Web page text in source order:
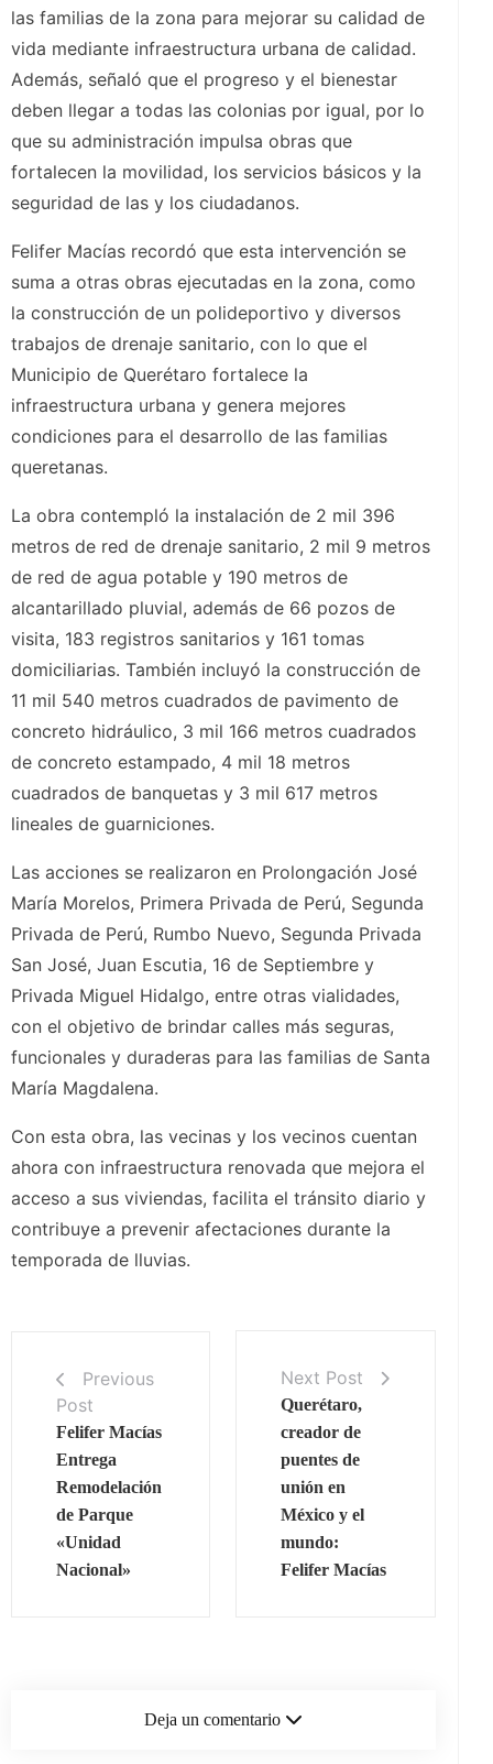
las familias de la zona para mejorar su calidad de
vida mediante infraestructura urbana de calidad.
Además, señaló que el progreso y el bienestar
deben llegar a todas las colonias por igual, por lo
que su administración impulsa obras que
fortalecen la movilidad, los servicios básicos y la
seguridad de las y los ciudadanos.
Felifer Macías recordó que esta intervención se
suma a otras obras ejecutadas en la zona, como
la construcción de un polideportivo y diversos
trabajos de drenaje sanitario, con lo que el
Municipio de Querétaro fortalece la
infraestructura urbana y genera mejores
condiciones para el desarrollo de las familias
queretanas.
La obra contempló la instalación de 2 mil 396
metros de red de drenaje sanitario, 2 mil 9 metros
de red de agua potable y 190 metros de
alcantarillado pluvial, además de 66 pozos de
visita, 183 registros sanitarios y 161 tomas
domiciliarias. También incluyó la construcción de
11 mil 540 metros cuadrados de pavimento de
concreto hidráulico, 3 mil 166 metros cuadrados
de concreto estampado, 4 mil 18 metros
cuadrados de banquetas y 3 mil 617 metros
lineales de guarniciones.
Las acciones se realizaron en Prolongación José
María Morelos, Primera Privada de Perú, Segunda
Privada de Perú, Rumbo Nuevo, Segunda Privada
San José, Juan Escutia, 16 de Septiembre y
Privada Miguel Hidalgo, entre otras vialidades,
con el objetivo de brindar calles más seguras,
funcionales y duraderas para las familias de Santa
María Magdalena.
Con esta obra, las vecinas y los vecinos cuentan
ahora con infraestructura renovada que mejora el
acceso a sus viviendas, facilita el tránsito diario y
contribuye a prevenir afectaciones durante la
temporada de lluvias.
Previous
Post
Felifer Macías
Entrega
Remodelación
de Parque
«Unidad
Nacional»
Next Post
Querétaro,
creador de
puentes de
unión en
México y el
mundo:
Felifer Macías
Deja un comentario